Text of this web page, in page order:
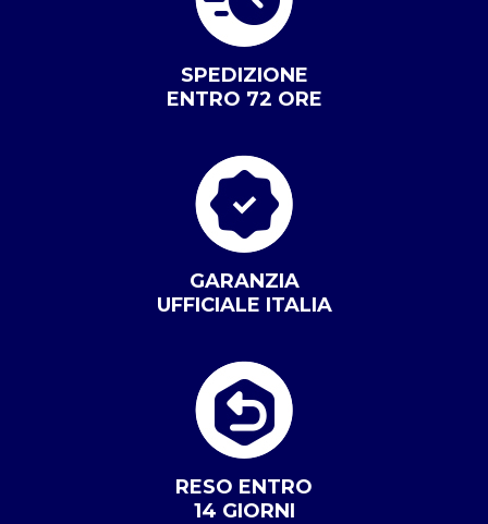
SPEDIZIONE
ENTRO 72 ORE
GARANZIA
UFFICIALE ITALIA
RESO ENTRO
14 GIORNI